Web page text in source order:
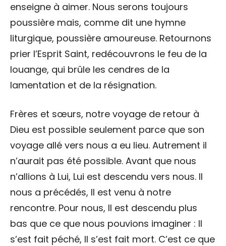
enseigne à aimer. Nous serons toujours
poussière mais, comme dit une hymne
liturgique, poussière amoureuse. Retournons
prier l’Esprit Saint, redécouvrons le feu de la
louange, qui brûle les cendres de la
lamentation et de la résignation.
Frères et sœurs, notre voyage de retour à
Dieu est possible seulement parce que son
voyage allé vers nous a eu lieu. Autrement il
n’aurait pas été possible. Avant que nous
n’allions à Lui, Lui est descendu vers nous. Il
nous a précédés, Il est venu à notre
rencontre. Pour nous, Il est descendu plus
bas que ce que nous pouvions imaginer : Il
s’est fait péché, Il s’est fait mort. C’est ce que